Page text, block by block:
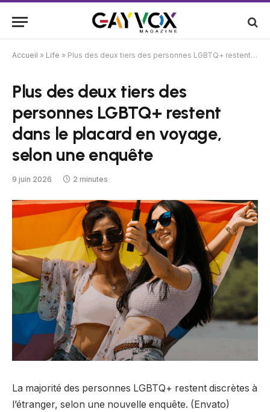
Accueil » Life » Plus des deux tiers des personnes LGBTQ+ restent dans le placard en voyage, selon une enquête
Plus des deux tiers des
personnes LGBTQ+ restent
dans le placard en voyage,
selon une enquête
9 juin 2026 2 minutes
La majorité des personnes LGBTQ+ restent discrètes à
l’étranger, selon une nouvelle enquête. (Envato)